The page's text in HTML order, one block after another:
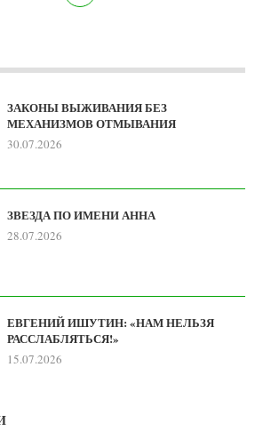
ЗАКОНЫ ВЫЖИВАНИЯ БЕЗ
МЕХАНИЗМОВ ОТМЫВАНИЯ
30.07.2026
ЗВЕЗДА ПО ИМЕНИ АННА
28.07.2026
ЕВГЕНИЙ ИШУТИН: «НАМ НЕЛЬЗЯ
РАССЛАБЛЯТЬСЯ!»
15.07.2026